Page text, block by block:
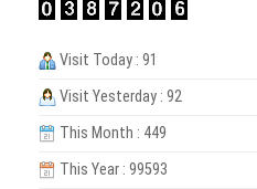
Visit Today : 91
Visit Yesterday : 92
This Month : 449
This Year : 99593